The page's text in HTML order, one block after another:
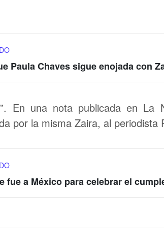
Paula Chaves sigue enojada con
En una nota publicada en La
por la misma Zaira, al periodista
fue a México para celebrar el